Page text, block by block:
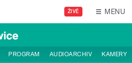
ŽIVĚ MENU
PROGRAM AUDIOARCHIV KAMERY